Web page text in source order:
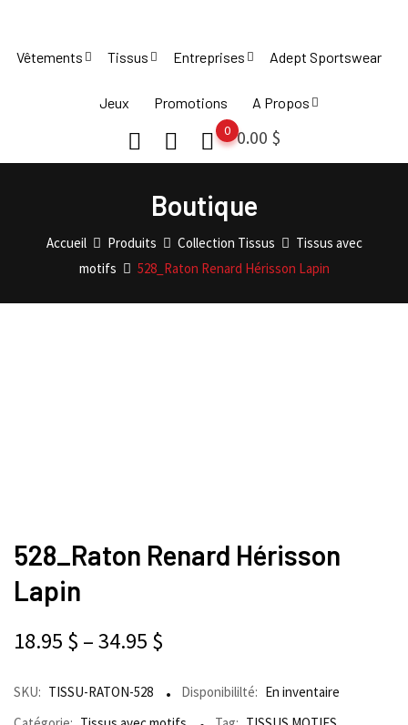
content
Vêtements Tissus Entreprises Adept Sportswear
Jeux Promotions A Propos
0.00 $
0
Boutique
Accueil Produits Collection Tissus
Tissus avec
motifs
528_Raton Renard Hérisson Lapin
528_Raton Renard Hérisson
Lapin
18.95 $ –34.95 $
SKU: TISSU-RATON-528 Disponibililté: En inventaire